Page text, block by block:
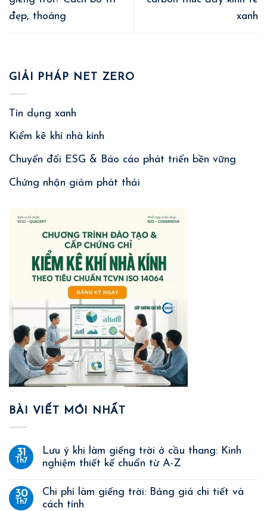
đẹp, thoáng
xanh
GIẢI PHÁP NET ZERO
Tín dụng xanh
Kiểm kê khí nhà kính
Chuyển đổi ESG & Báo cáo phát triển bền vững
Chứng nhận giảm phát thải
BÀI VIẾT MỚI NHẤT
31
Th7
Lưu ý khi làm giếng trời ở cầu thang: Kinh
nghiệm thiết kế chuẩn từ A-Z
30
Th7
Chi phí làm giếng trời: Bảng giá chi tiết và
cách tính